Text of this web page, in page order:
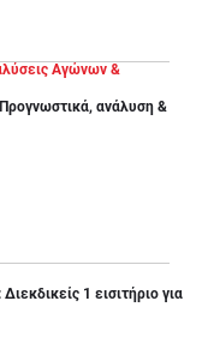
Αγώνων &
ανάλυση &
1 εισιτήριο για